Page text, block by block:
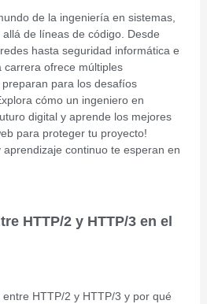
de la ingeniería en sistemas,
de líneas de código. Desde
hasta seguridad informática e
carrera ofrece múltiples
para los desafíos
cómo un ingeniero en
digital y aprende los mejores
para proteger tu proyecto!
continuo te esperan en
HTTP/2 y HTTP/3 en el
HTTP/2 y HTTP/3 y por qué